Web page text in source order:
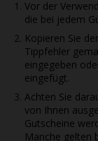
Vor der
die bei jedem
Kopieren Sie
Tippfehler
eingegeben
eingefügt.
Achten Sie
von Ihnen
Gutscheine
Manche gelten